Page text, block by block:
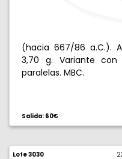
(hacia 667/86 a.C.).
3,70 g. Variante
paralelas. MBC.
Salida: 60€
Lote 3030